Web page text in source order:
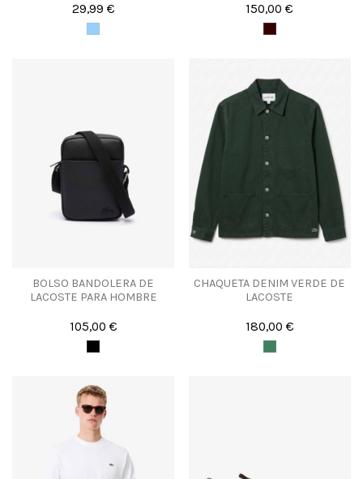
29,99 € 150,00 €
BOLSO BANDOLERA DE
LACOSTE PARA HOMBRE
105,00 €
CHAQUETA DENIM VERDE DE
LACOSTE
180,00 €